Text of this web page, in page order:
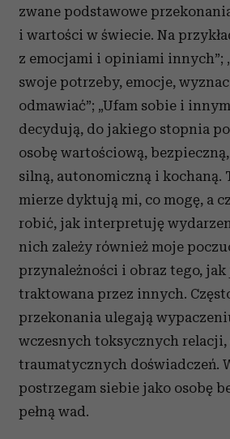
zwane podstawowe
i wartości w świecie. Na
z emocjami i opiniami innych”;
swoje potrzeby, emocje,
odmawiać”; „Ufam sobie i
decydują, do jakiego stopnia
osobę wartościową,
silną, autonomiczną i kochaną.
mierze dyktują mi, co mogę, a
robić, jak interpretuję
nich zależy również moje
przynależności i obraz tego, jak
traktowana przez innych.
przekonania ulegają
wczesnych toksycznych
traumatycznych doświadczeń.
postrzegam siebie jako osobę
pełną wad.